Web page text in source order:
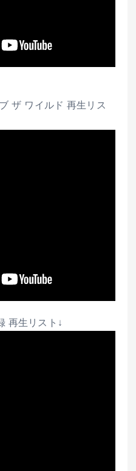
ザ ワイルド 再生リス
再生リスト↓